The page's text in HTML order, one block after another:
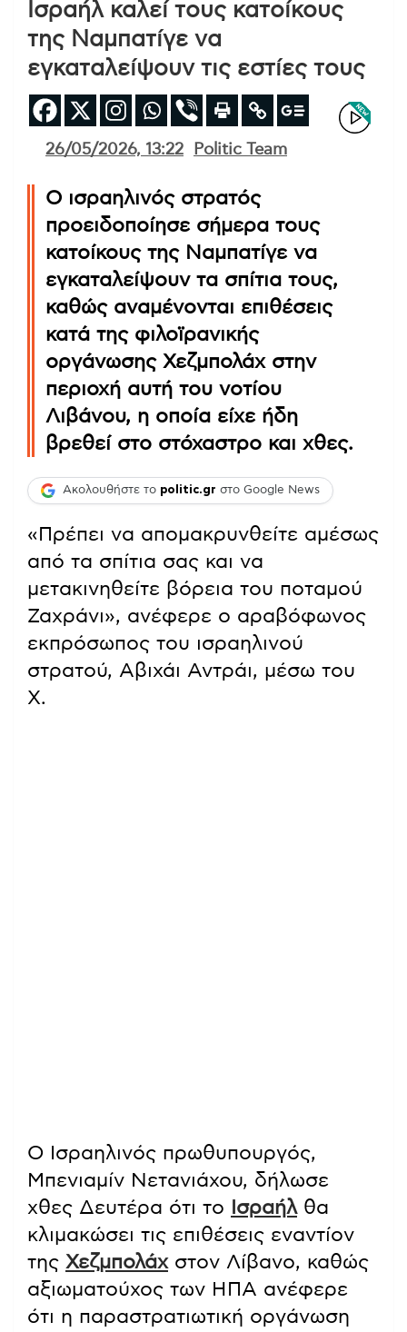
Ισραήλ καλεί τους κατοίκους
της Ναμπατίγε να
εγκαταλείψουν τις εστίες τους
26/05/2026, 13:22 Politic Team
Ο ισραηλινός στρατός
προειδοποίησε σήμερα τους
κατοίκους της Ναμπατίγε να
εγκαταλείψουν τα σπίτια τους,
καθώς αναμένονται επιθέσεις
κατά της φιλοϊρανικής
οργάνωσης Χεζμπολάχ στην
περιοχή αυτή του νοτίου
Λιβάνου, η οποία είχε ήδη
βρεθεί στο στόχαστρο και χθες.
Ακολουθήστε το politic.gr στο Google News
«Πρέπει να απομακρυνθείτε αμέσως
από τα σπίτια σας και να
μετακινηθείτε βόρεια του ποταμού
Ζαχράνι», ανέφερε ο αραβόφωνος
εκπρόσωπος του ισραηλινού
στρατού, Αβιχάι Αντράι, μέσω του
X.
Ο Ισραηλινός πρωθυπουργός,
Μπενιαμίν Νετανιάχου, δήλωσε
χθες Δευτέρα ότι το
Ισραήλθα
κλιμακώσει τις επιθέσεις εναντίον
της Χεζμπολάχστον Λίβανο, καθώς
αξιωματούχος των ΗΠΑ ανέφερε
ότι η παραστρατιωτική οργάνωση